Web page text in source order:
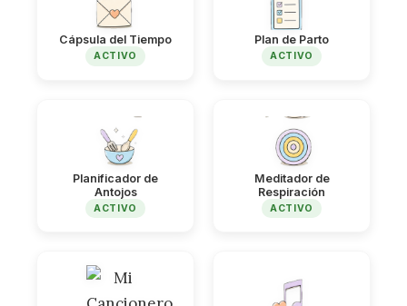
Cápsula del Tiempo
ACTIVO
Plan de Parto
ACTIVO
Planificador de
Antojos
ACTIVO
Meditador de
Respiración
ACTIVO